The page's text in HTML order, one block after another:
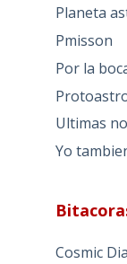
Planeta
Pmisson
Por la
Ultimas
Yo
Cosmic